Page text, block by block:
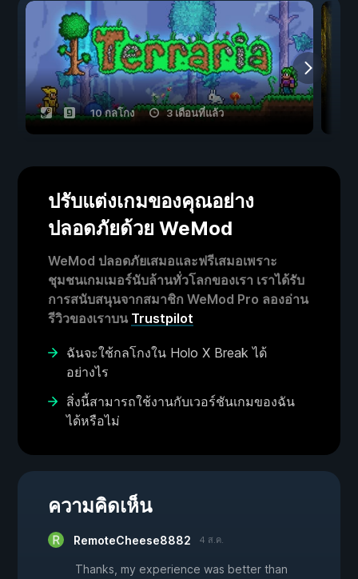
10 กลโกง 3 เดือนที่แล้ว
ปรับแต่งเกมของคุณอย่าง
ปลอดภัยด้วย WeMod
WeMod ปลอดภัยเสมอและฟรีเสมอเพราะ
ชุมชนเกมเมอร์นับล้านทั่วโลกของเรา เราได้รับ
การสนับสนุนจากสมาชิก WeMod Pro ลองอ่าน
รีวิวของเราบน Trustpilot
ฉันจะใช้กลโกงใน Holo X Break ได้
อย่างไร
สิ่งนี้สามารถใช้งานกับเวอร์ชันเกมของฉัน
ได้หรือไม่
ความคิดเห็น
RemoteCheese8882 4 ส.ค.
Thanks, my experience was better than